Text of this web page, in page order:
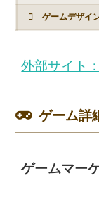
ゲームデザイ
外部サイト
ゲーム詳
ゲームマー